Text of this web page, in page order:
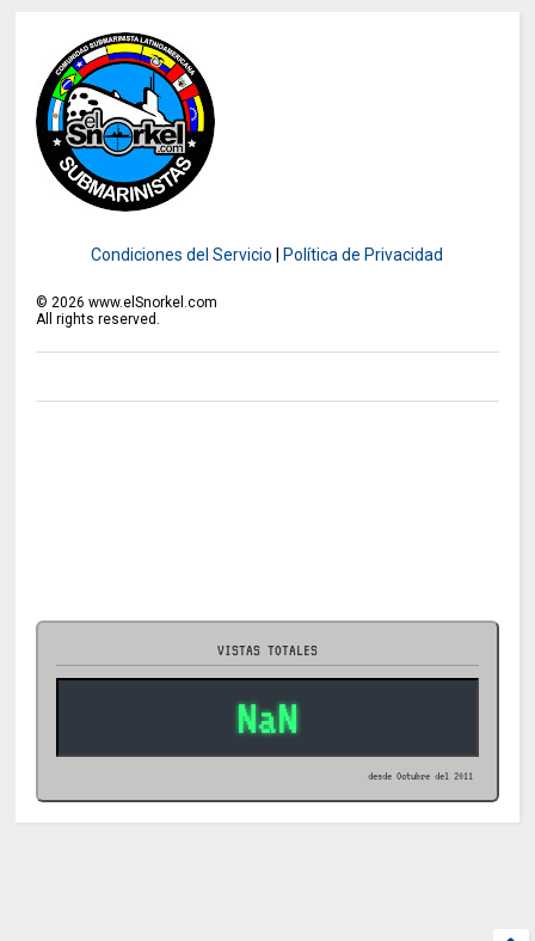
Condiciones del Servicio Política de Privacidad
© 2026 www.elSnorkel.com
All rights reserved.
VISTAS TOTALES
NaN
desde Octubre del 2011